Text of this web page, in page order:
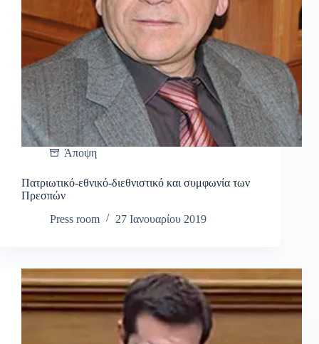
Άποψη
Πατριωτικό-εθνικό-διεθνιστικό και συμφωνία των
Πρεσπών
Press room
27 Ιανουαρίου 2019